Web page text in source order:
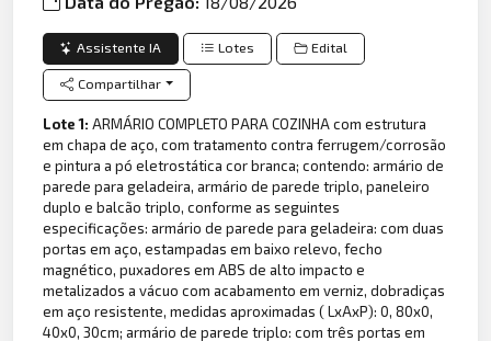
Assistente IA Lotes Edital
Compartilhar
Lote 1:ARMÁRIO COMPLETO PARA COZINHA com estrutura
em chapa de aço, com tratamento contra ferrugem/corrosão
e pintura a pó eletrostática cor branca; contendo: armário de
parede para geladeira, armário de parede triplo, paneleiro
duplo e balcão triplo, conforme as seguintes
especificações: armário de parede para geladeira: com duas
portas em aço, estampadas em baixo relevo, fecho
magnético, puxadores em ABS de alto impacto e
metalizados a vácuo com acabamento em verniz, dobradiças
em aço resistente, medidas aproximadas ( LxAxP): 0, 80x0,
40x0, 30cm; armário de parede triplo: com três portas em